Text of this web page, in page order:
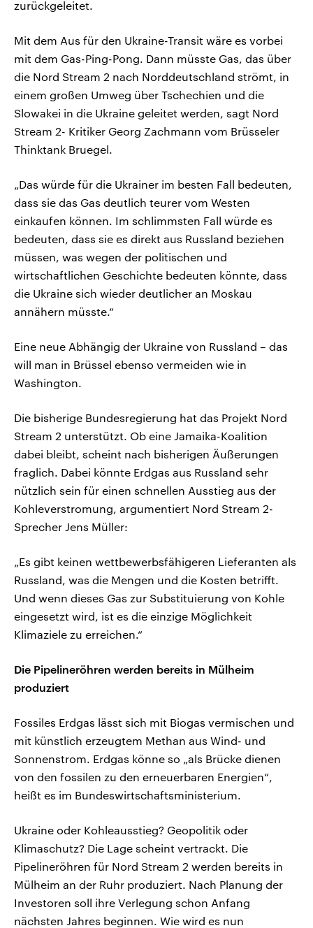
zurückgeleitet.
Mit dem Aus für den Ukraine-Transit wäre es vorbei
mit dem Gas-Ping-Pong. Dann müsste Gas, das über
die Nord Stream 2 nach Norddeutschland strömt, in
einem großen Umweg über Tschechien und die
Slowakei in die Ukraine geleitet werden, sagt Nord
Stream 2- Kritiker Georg Zachmann vom Brüsseler
Thinktank Bruegel.
„Das würde für die Ukrainer im besten Fall bedeuten,
dass sie das Gas deutlich teurer vom Westen
einkaufen können. Im schlimmsten Fall würde es
bedeuten, dass sie es direkt aus Russland beziehen
müssen, was wegen der politischen und
wirtschaftlichen Geschichte bedeuten könnte, dass
die Ukraine sich wieder deutlicher an Moskau
annähern müsste.“
Eine neue Abhängig der Ukraine von Russland – das
will man in Brüssel ebenso vermeiden wie in
Washington.
Die bisherige Bundesregierung hat das Projekt Nord
Stream 2 unterstützt. Ob eine Jamaika-Koalition
dabei bleibt, scheint nach bisherigen Äußerungen
fraglich. Dabei könnte Erdgas aus Russland sehr
nützlich sein für einen schnellen Ausstieg aus der
Kohleverstromung, argumentiert Nord Stream 2-
Sprecher Jens Müller:
„Es gibt keinen wettbewerbsfähigeren Lieferanten als
Russland, was die Mengen und die Kosten betrifft.
Und wenn dieses Gas zur Substituierung von Kohle
eingesetzt wird, ist es die einzige Möglichkeit
Klimaziele zu erreichen.“
Die Pipelineröhren werden bereits in Mülheim
produziert
Fossiles Erdgas lässt sich mit Biogas vermischen und
mit künstlich erzeugtem Methan aus Wind- und
Sonnenstrom. Erdgas könne so „als Brücke dienen
von den fossilen zu den erneuerbaren Energien“,
heißt es im Bundeswirtschaftsministerium.
Ukraine oder Kohleausstieg? Geopolitik oder
Klimaschutz? Die Lage scheint vertrackt. Die
Pipelineröhren für Nord Stream 2 werden bereits in
Mülheim an der Ruhr produziert. Nach Planung der
Investoren soll ihre Verlegung schon Anfang
nächsten Jahres beginnen. Wie wird es nun